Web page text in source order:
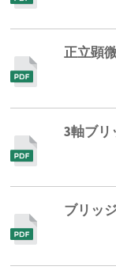
正立顕
3軸ブリ
ブリッ